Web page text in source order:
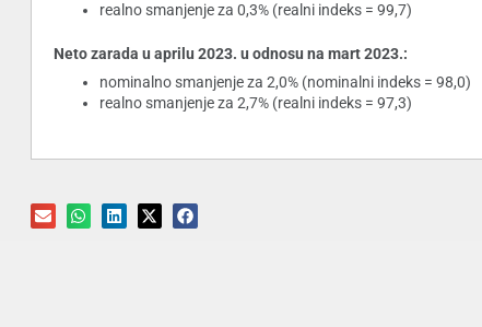
realno smanjenje za 0,3% (realni indeks = 99,7)
Neto zarada u aprilu 2023. u odnosu na mart 2023.:
nominalno smanjenje za 2,0% (nominalni indeks = 98,0)
realno smanjenje za 2,7% (realni indeks = 97,3)